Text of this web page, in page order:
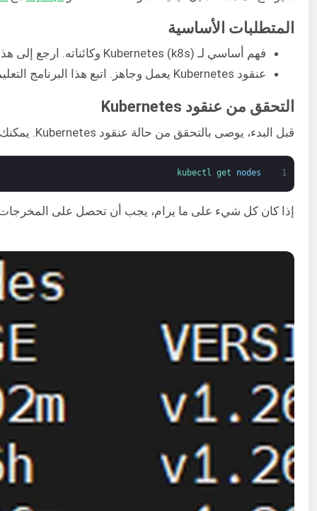
المتطلبات الأساسية
فهم أساسي لـ Kubernetes (k8s) وكائناته. ارجع إلى هذا الدليل للحصول على
عنقود Kubernetes يعمل وجاهز. اتبع هذا البرنامج التعليمي لـ
التحقق من عنقود Kubernetes
قبل البدء، يوصى بالتحقق من حالة عنقود Kubernetes. يمكنك استخدام الأمر
1
kubectl get nodes
إذا كان كل شيء على ما يرام، يجب أن تحصل على المخرجات